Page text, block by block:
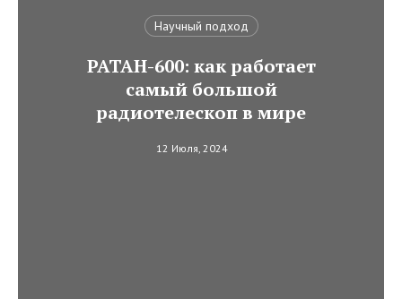
Научный подход
РАТАН-600: как работает
самый большой
радиотелескоп в мире
12 Июля, 2024